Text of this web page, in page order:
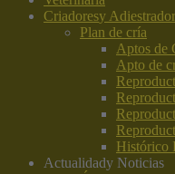
Criadoresy
Plan de cría
Aptos de
Apto de
Histórico
Actualidady Noticias